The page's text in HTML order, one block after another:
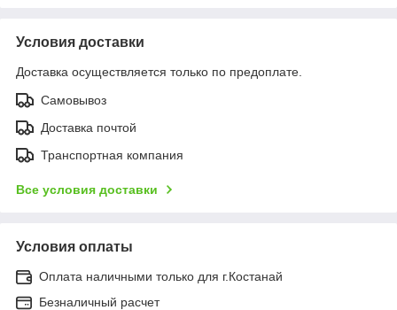
Условия доставки
Доставка осуществляется только по предоплате.
Самовывоз
Доставка почтой
Транспортная компания
Все условия доставки
Условия оплаты
Оплата наличными только для г.Костанай
Безналичный расчет